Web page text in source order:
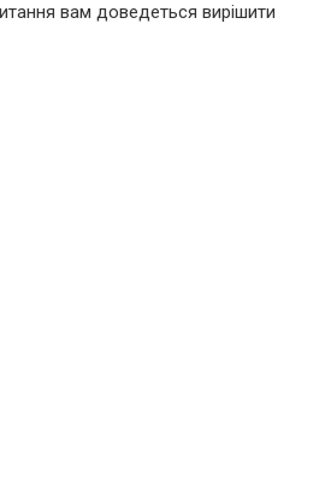
вам доведеться вирішити